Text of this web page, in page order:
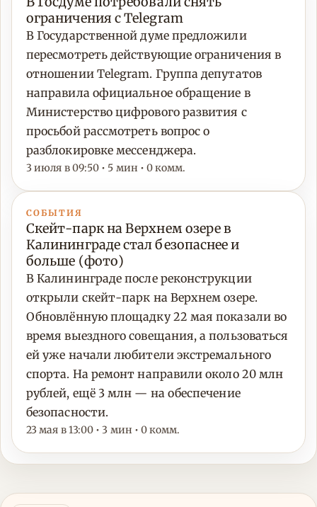
ограничения с Telegram
В Государственной думе предложили
пересмотреть действующие ограничения в
отношении Telegram. Группа депутатов
направила официальное обращение в
Министерство цифрового развития с
просьбой рассмотреть вопрос о
разблокировке мессенджера.
3 июля в 09:50 • 5 мин • 0 комм.
СОБЫТИЯ
Скейт-парк на Верхнем озере в
Калининграде стал безопаснее и
больше (фото)
В Калининграде после реконструкции
открыли скейт-парк на Верхнем озере.
Обновлённую площадку 22 мая показали во
время выездного совещания, а пользоваться
ей уже начали любители экстремального
спорта. На ремонт направили около 20 млн
рублей, ещё 3 млн — на обеспечение
безопасности.
23 мая в 13:00 • 3 мин • 0 комм.